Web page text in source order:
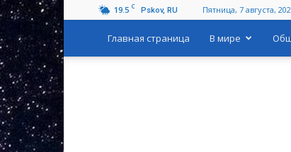
19.5 C Pskov, RU Пятница, 7 августа,
Главная страница В мире